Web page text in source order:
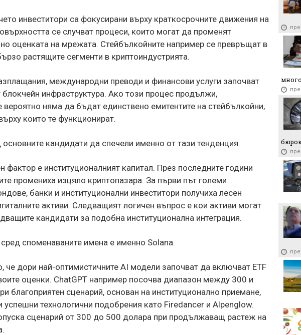
инвеститори са фокусирани върху краткосрочните движения на
се случват процеси, които могат да променят
оценката на мрежата. Стейбълкойните например се превръщат в
растящите сегменти в криптоиндустрията.
международни преводи и финансови услуги започват
блокчейн инфраструктура. Ако този процес продължи,
вероятно няма да бъдат единствено емитентите на стейбълкойни,
които те функционират.
основните кандидати да спечели именно от тази тенденция.
фактор е институционалният капитал. През последните години
промениха изцяло криптопазара. За първи път големи
банки и институционални инвеститори получиха лесен
активи. Следващият логичен въпрос е кои активи могат
кандидати за подобна институционална интеграция.
споменаваните имена е именно Solana.
че дори най-оптимистичните AI модели започват да включват ETF
оценки. ChatGPT например посочва диапазон между 300 и
благоприятен сценарий, основан на институционално приемане,
успешни технологични подобрения като Firedancer и Alpenglow.
сценарий от 300 до 500 долара при продължаващ растеж на